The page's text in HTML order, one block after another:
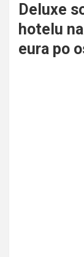
Deluxe
hotelu
eura po